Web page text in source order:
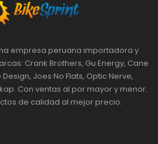
empresa peruana importadora y
Crank Brothers, Gu Energy, Cane
Joes No Flats, Optic Nerve,
Con ventas al por mayor y menor.
de calidad al mejor precio.